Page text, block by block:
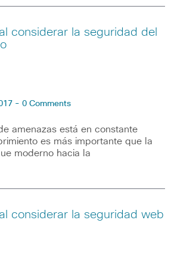
considerar la seguridad del
- 0 Comments
amenazas está en constante
es más importante que la
moderno hacia la
considerar la seguridad web